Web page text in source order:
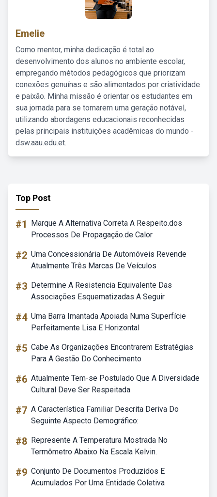
Emelie
Como mentor, minha dedicação é total ao
desenvolvimento dos alunos no ambiente escolar,
empregando métodos pedagógicos que priorizam
conexões genuínas e são alimentados por criatividade
e paixão. Minha missão é orientar os estudantes em
sua jornada para se tornarem uma geração notável,
utilizando abordagens educacionais reconhecidas
pelas principais instituições acadêmicas do mundo -
dsw.aau.edu.et.
Top Post
#1
Marque A Alternativa Correta A Respeito.dos
Processos De Propagação.de Calor
#2 Uma Concessionária De Automóveis Revende
Atualmente Três Marcas De Veículos
#3 Determine A Resistencia Equivalente Das
Associações Esquematizadas A Seguir
#4 Uma Barra Imantada Apoiada Numa Superfície
Perfeitamente Lisa E Horizontal
#5 Cabe As Organizações Encontrarem Estratégias
Para A Gestão Do Conhecimento
#6 Atualmente Tem-se Postulado Que A Diversidade
Cultural Deve Ser Respeitada
#7 A Característica Familiar Descrita Deriva Do
Seguinte Aspecto Demográfico:
#8 Represente A Temperatura Mostrada No
Termômetro Abaixo Na Escala Kelvin.
#9 Conjunto De Documentos Produzidos E
Acumulados Por Uma Entidade Coletiva